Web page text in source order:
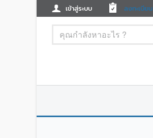
เข้าสู่ระบบ ลงทะเบียน